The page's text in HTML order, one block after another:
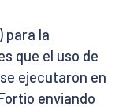
para la
que el uso de
ejecutaron en
enviando